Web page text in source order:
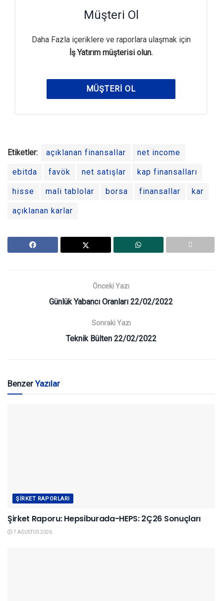
Müşteri Ol
Daha Fazla içeriklere ve raporlara ulaşmak için
İş Yatırım müşterisi olun.
MÜŞTERI OL
Etiketler: açıklanan finansallar net income
ebitda favök net satışlar kap finansalları
hisse mali tablolar borsa finansallar kar
açıklanan karlar
Önceki Yazı
Günlük Yabancı Oranları 22/02/2022
Sonraki Yazı
Teknik Bülten 22/02/2022
BenzerYazılar
ŞIRKET RAPORLARI
Şirket Raporu: Hepsiburada-HEPS: 2Ç26 Sonuçları
7 AĞUSTOS 2026